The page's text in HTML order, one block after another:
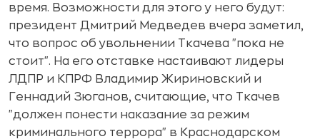
время. Возможности для этого у него будут:
президент Дмитрий Медведев вчера заметил,
что вопрос об увольнении Ткачева "пока не
стоит". На его отставке настаивают лидеры
ЛДПР и КПРФ Владимир Жириновский и
Геннадий Зюганов, считающие, что Ткачев
"должен понести наказание за режим
криминального террора" в Краснодарском